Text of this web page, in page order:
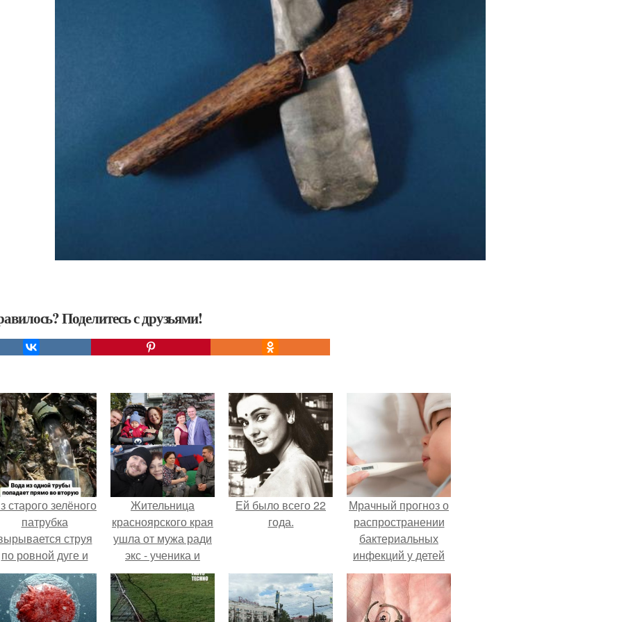
Поделитесь с друзьями!
старого зелёного
патрубка
струя
по ровной дуге и
точно попадает в
отверстие нижней
трубы.
Жительница
красноярского края
ушла от мужа ради
экс - ученика и
родила в 50 лет.
Ей было всего 22
года.
Мрачный прогноз о
распространении
бактериальных
инфекций у детей
вышел.